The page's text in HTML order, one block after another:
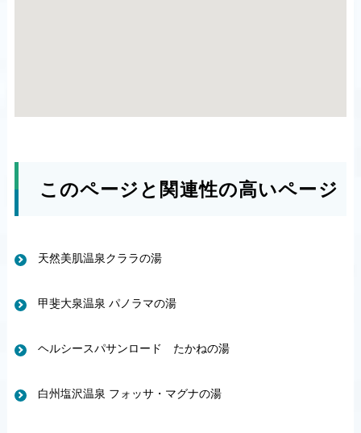
このページと関連性の高いページ
天然美肌温泉クララの湯
甲斐大泉温泉 パノラマの湯
ヘルシースパサンロード たかねの湯
白州塩沢温泉 フォッサ・マグナの湯